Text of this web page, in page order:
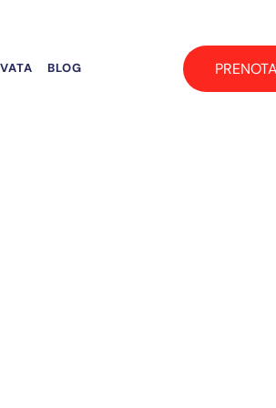
BLOG